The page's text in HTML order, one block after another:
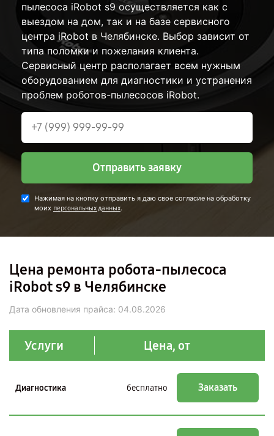
пылесоса iRobot s9 осуществляется как с
выездом на дом, так и на базе сервисного
центра iRobot в Челябинске. Выбор зависит от
типа поломки и пожелания клиента.
Сервисный центр располагает всем нужным
оборудованием для диагностики и устранения
проблем роботов-пылесосов iRobot.
Отправить заявку
Нажимая на кнопку отправить я даю свое согласие на обработку
моих персональных данных.
Цена ремонта робота-пылесоса
iRobot s9 в Челябинске
Дата обновления прайса: 04.08.2026
Услуги Цена, от
Диагностика бесплатно Заказать